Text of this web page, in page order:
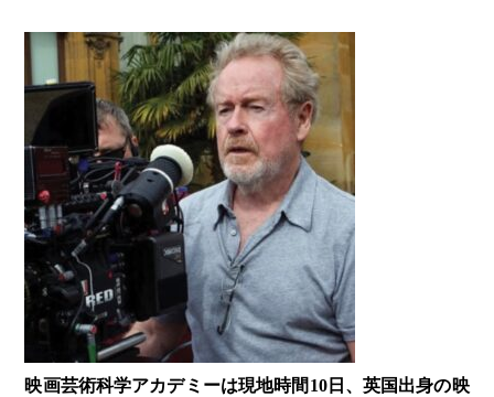
映画芸術科学アカデミーは現地時間10日、英国出身の映